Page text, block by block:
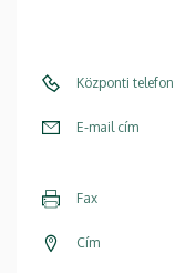
Központi
E-mail cím
Fax
Cím